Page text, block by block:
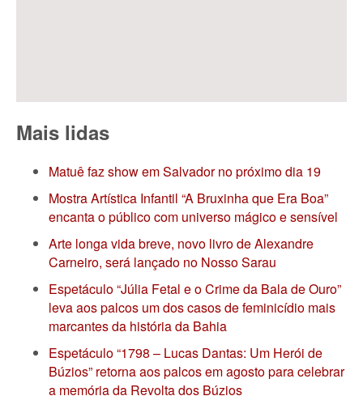
Mais lidas
Matuê faz show em Salvador no próximo dia 19
Mostra Artística Infantil “A Bruxinha que Era Boa”
encanta o público com universo mágico e sensível
Arte longa vida breve, novo livro de Alexandre
Carneiro, será lançado no Nosso Sarau
Espetáculo “Júlia Fetal e o Crime da Bala de Ouro”
leva aos palcos um dos casos de feminicídio mais
marcantes da história da Bahia
Espetáculo “1798 – Lucas Dantas: Um Herói de
Búzios” retorna aos palcos em agosto para celebrar
a memória da Revolta dos Búzios